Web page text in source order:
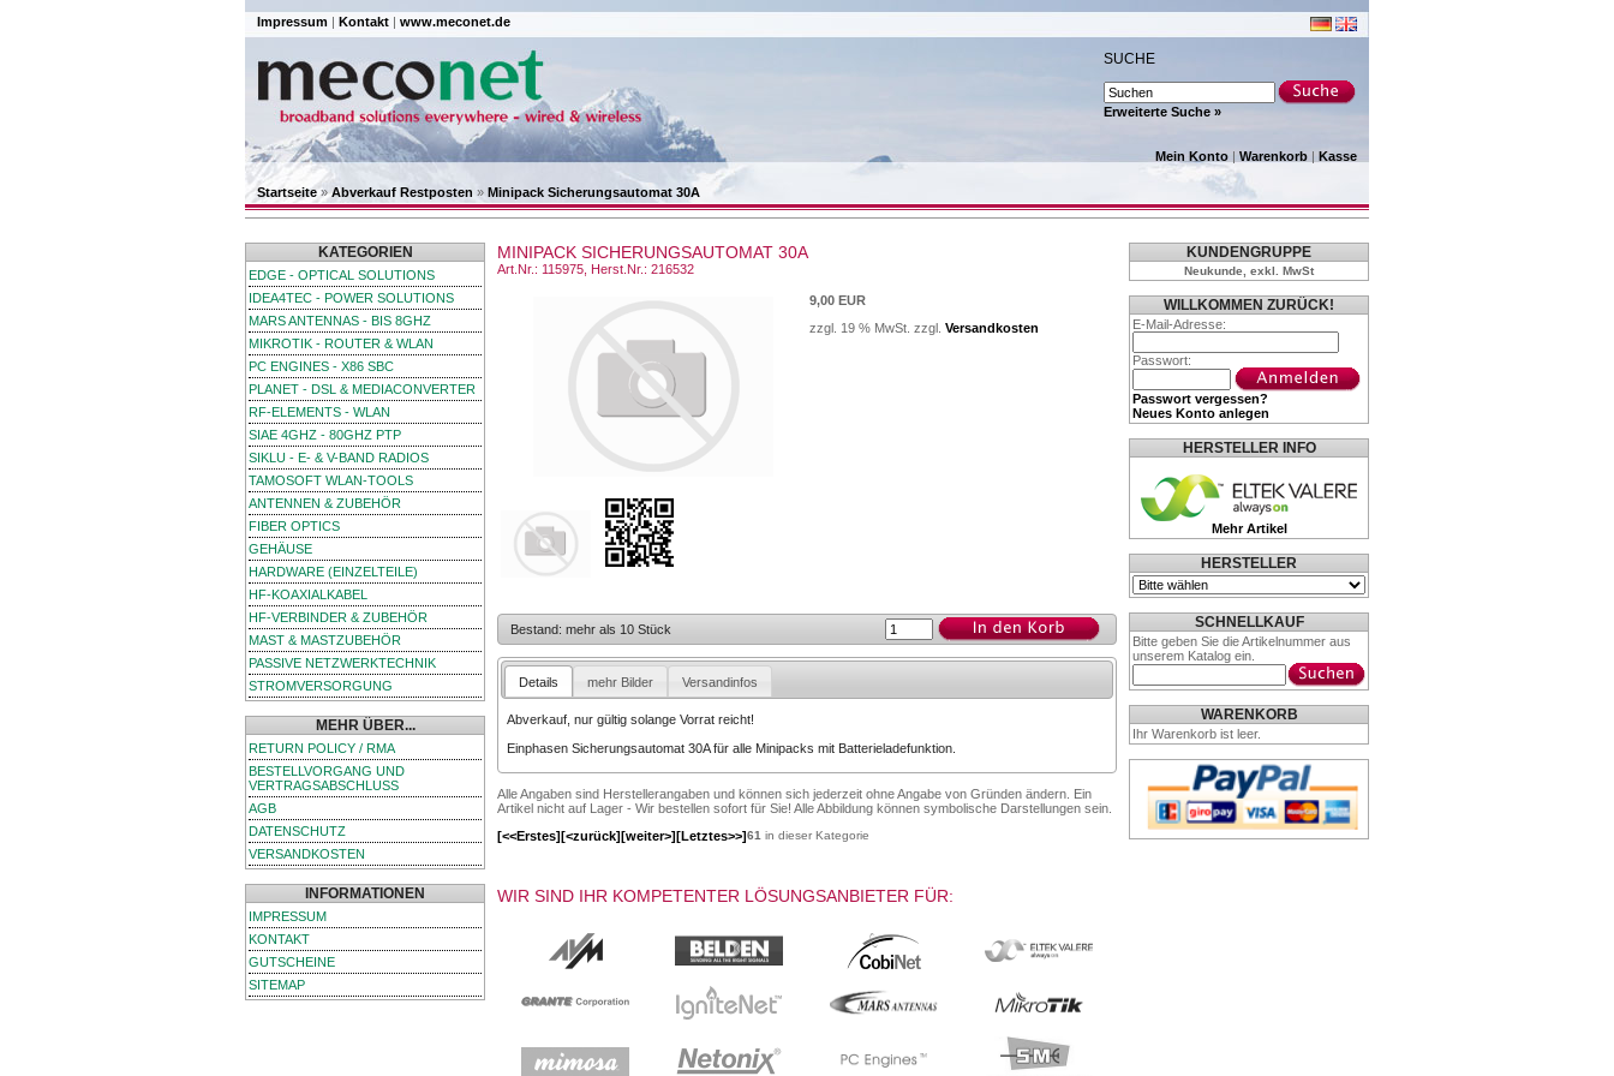
Impressum | Kontakt | www.meconet.de
SUCHE
Erweiterte Suche »
Mein Konto | Warenkorb | Kasse
Startseite»Abverkauf Restposten » Minipack Sicherungsautomat 30A
KATEGORIEN
EDGE - OPTICAL SOLUTIONS
IDEA4TEC - POWER SOLUTIONS
MARS ANTENNAS - BIS 8GHZ
MIKROTIK - ROUTER & WLAN
PC ENGINES - X86 SBC
PLANET - DSL & MEDIACONVERTER
RF-ELEMENTS - WLAN
SIAE 4GHZ - 80GHZ PTP
SIKLU - E- & V-BAND RADIOS
TAMOSOFT WLAN-TOOLS
ANTENNEN & ZUBEHÖR
FIBER OPTICS
GEHÄUSE
HARDWARE (EINZELTEILE)
HF-KOAXIALKABEL
HF-VERBINDER & ZUBEHÖR
MAST & MASTZUBEHÖR
PASSIVE NETZWERKTECHNIK
STROMVERSORGUNG
MEHR ÜBER...
RETURN POLICY / RMA
BESTELLVORGANG UND
VERTRAGSABSCHLUSS
AGB
DATENSCHUTZ
VERSANDKOSTEN
INFORMATIONEN
IMPRESSUM
KONTAKT
GUTSCHEINE
SITEMAP
MINIPACK SICHERUNGSAUTOMAT 30A
Art.Nr.: 115975, Herst.Nr.: 216532
9,00 EUR
zzgl. 19 % MwSt. zzgl. Versandkosten
Bestand: mehr als 10 Stück
Details mehr Bilder Versandinfos
Abverkauf, nur gültig solange Vorrat reicht!
Einphasen Sicherungsautomat 30A für alle Minipacks mit Batterieladefunktion.
Alle Angaben sind Herstellerangaben und können sich jederzeit ohne Angabe von Gründen ändern. Ein
Artikel nicht auf Lager - Wir bestellen sofort für Sie! Alle Abbildung können symbolische Darstellungen sein.
[<<Erstes][<zurück][weiter>][Letztes>>]61 in dieser Kategorie
WIR SIND IHR KOMPETENTER LÖSUNGSANBIETER FÜR:
KUNDENGRUPPE
Neukunde, exkl. MwSt
WILLKOMMEN ZURÜCK!
E-Mail-Adresse:
Passwort:
Passwort vergessen?
Neues Konto anlegen
HERSTELLER INFO
Mehr Artikel
HERSTELLER
SCHNELLKAUF
Bitte geben Sie die Artikelnummer aus
unserem Katalog ein.
WARENKORB
Ihr Warenkorb ist leer.